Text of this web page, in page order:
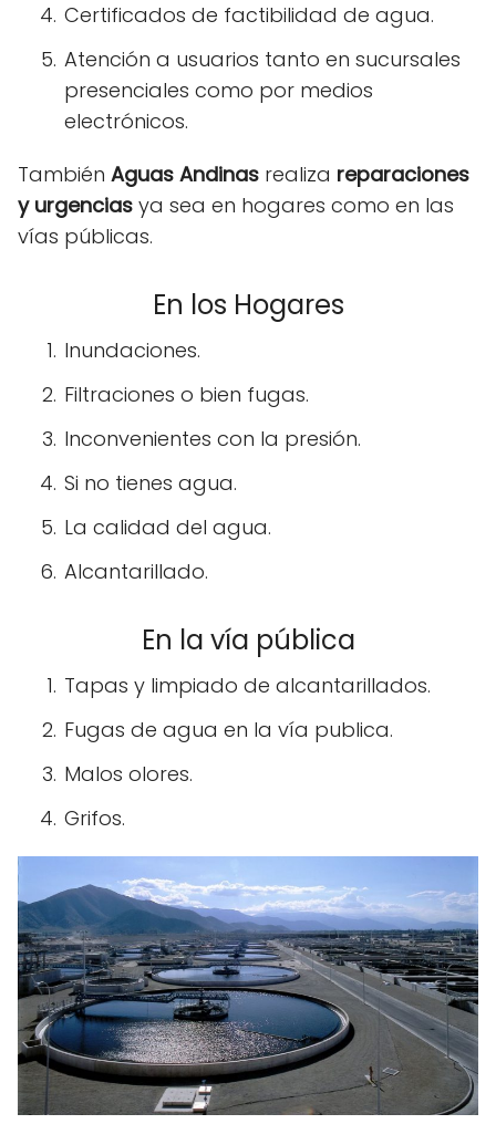
Certificados de factibilidad de agua.
Atención a usuarios tanto en sucursales
presenciales como por medios
electrónicos.
También Aguas Andinas realiza reparaciones
y urgencias ya sea en hogares como en las
vías públicas.
En los Hogares
Inundaciones.
Filtraciones o bien fugas.
Inconvenientes con la presión.
Si no tienes agua.
La calidad del agua.
Alcantarillado.
En la vía pública
Tapas y limpiado de alcantarillados.
Fugas de agua en la vía publica.
Malos olores.
Grifos.